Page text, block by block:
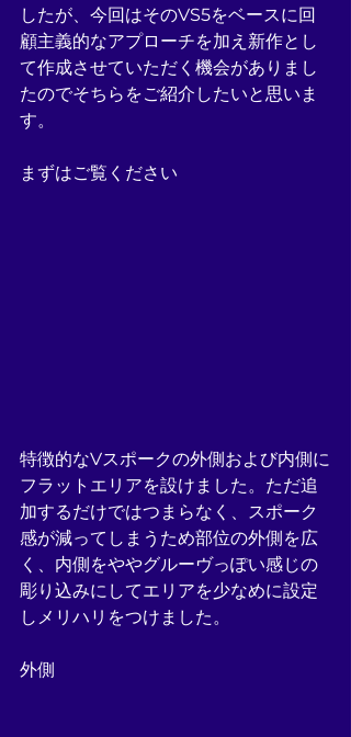
したが、今回はそのVS5をベースに回
顧主義的なアプローチを加え新作とし
て作成させていただく機会がありまし
たのでそちらをご紹介したいと思いま
す。
まずはご覧ください
特徴的なVスポークの外側および内側に
フラットエリアを設けました。ただ追
加するだけではつまらなく、スポーク
感が減ってしまうため部位の外側を広
く、内側をややグルーヴっぽい感じの
彫り込みにしてエリアを少なめに設定
しメリハリをつけました。
外側